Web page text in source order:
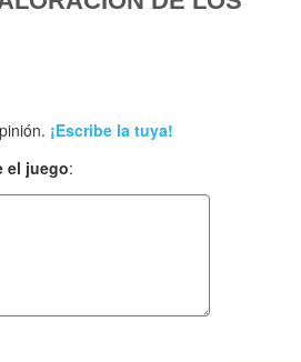
¡Escribe la tuya!
el juego: